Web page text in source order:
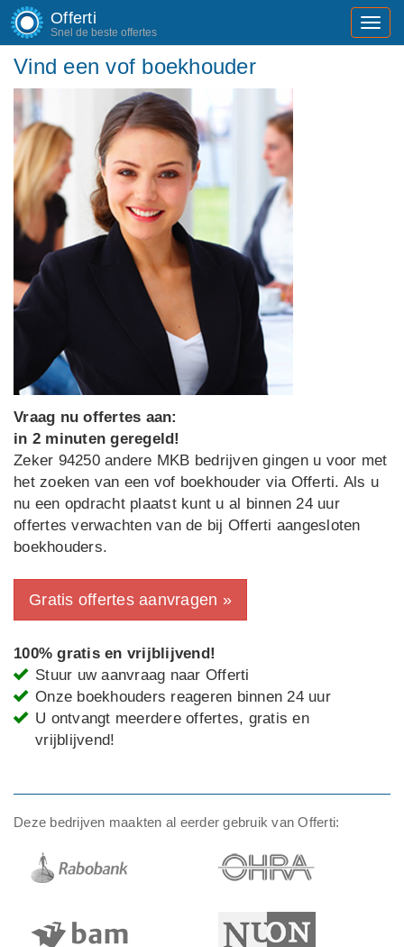
Offerti
Snel de beste offertes
Vind een vof boekhouder
Vraag nu offertes aan:
in 2 minuten geregeld!
Zeker 94250 andere MKB bedrijven gingen u voor met
het zoeken van een vof boekhouder via Offerti. Als u
nu een opdracht plaatst kunt u al binnen 24 uur
offertes verwachten van de bij Offerti aangesloten
boekhouders.
Gratis offertes aanvragen »
100% gratis en vrijblijvend!
Stuur uw aanvraag naar Offerti
Onze boekhouders reageren binnen 24 uur
U ontvangt meerdere offertes, gratis en
vrijblijvend!
Deze bedrijven maakten al eerder gebruik van Offerti: